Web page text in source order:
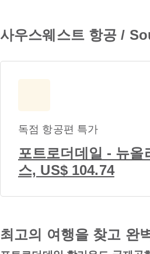
사우스웨스트 항공 /
독점 항공편 특가
포트로더데일 - 뉴올
스, US$ 104.74
최고의 여행을 찾고 완